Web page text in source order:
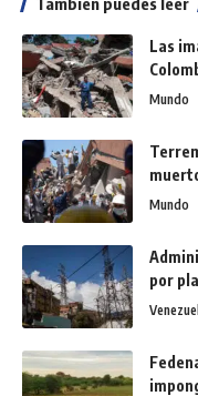
Las
Mundo
Mundo
por